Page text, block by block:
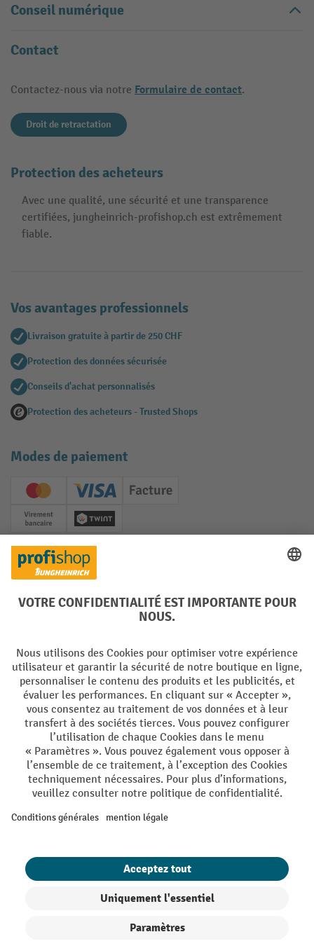
Conseil numérique
Contact
Contactez-nous via notre Formulaire de contact.
Droit de retractation
Protection des acheteurs
Avec une qualité, une sécurité et une transparence
certifiées, jungheinrich-profishop.ch est extrêmement
fiable.
Vos avantages professionnels
Livraison gratuite à partir de 250 CHF
Protection des données sécurisée
Conseils d'achat personnalisés
Protection des acheteurs - Trusted Shops
Modes de paiement
Creditcard (Master)Creditcard (Visa)
Facture
Paiement anticipé
Twint
Réseaux sociaux
Facebook
YouTube
LinkedIn
Instagram
Langues
DE FR
Conditions générales de vente Mentions Légales
Protection des Données Politique de cookies
All prices excl. VAT plusshipping costsand possible delivery charges,
if not stated otherwise.
avec d'autres réductions en pourcentage ou bons de réduction. | ² Une
réduction unique est offerte lors de la première inscription à la
newsletter. Le bon, valable 10 jours, peut être utilisé en ligne pour
pourcentage de remise varie selon la catégorie de produits, pouvant